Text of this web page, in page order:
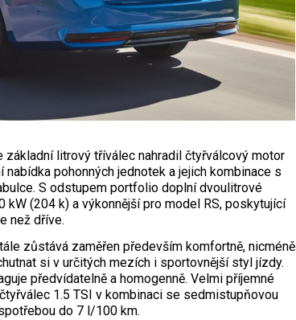
základní litrový tříválec nahradil čtyřválcový motor
nabídka pohonných jednotek a jejich kombinace s
S odstupem portfolio doplní dvoulitrové
(204 k) a výkonnější pro model RS, poskytující
než dříve.
zůstává zaměřen především komfortně, nicméně
si v určitých mezích i sportovnější styl jízdy.
předvídatelně a homogenně. Velmi příjemné
1.5 TSI v kombinaci se sedmistupňovou
do 7 l/100 km.